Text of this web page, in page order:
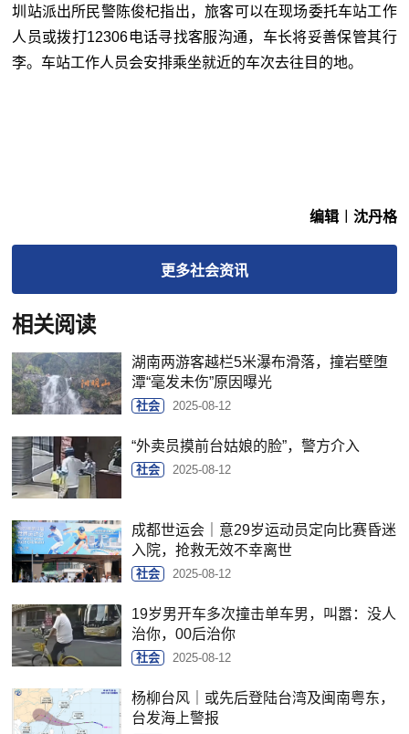
圳站派出所民警陈俊杞指出，旅客可以在现场委托车站工作
人员或拨打12306电话寻找客服沟通，车长将妥善保管其行
李。车站工作人员会安排乘坐就近的车次去往目的地。
编辑︱沈丹格
更多社会资讯
相关阅读
湖南两游客越栏5米瀑布滑落，撞岩壁堕
潭“毫发未伤”原因曝光
社会 2025-08-12
“外卖员摸前台姑娘的脸”，警方介入
社会 2025-08-12
成都世运会｜意29岁运动员定向比赛昏迷
入院，抢救无效不幸离世
社会 2025-08-12
19岁男开车多次撞击单车男，叫嚣：没人
治你，00后治你
社会 2025-08-12
杨柳台风｜或先后登陆台湾及闽南粤东，
台发海上警报